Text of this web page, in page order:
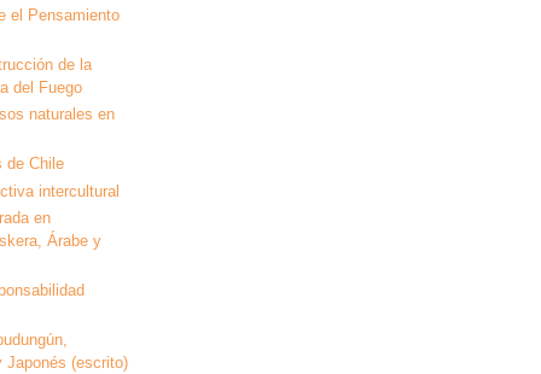
el Pensamiento
de la
del Fuego
naturales en
de Chile
intercultural
en
Árabe y
Japonés (escrito)